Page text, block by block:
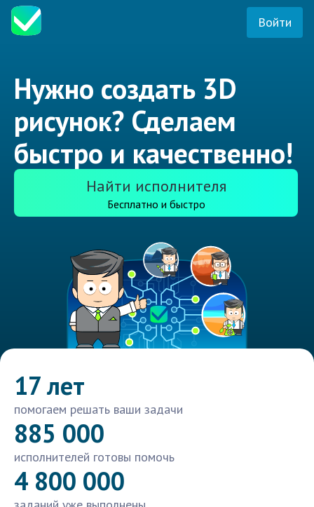
Войти
Нужно создать 3D
рисунок? Сделаем
быстро и качественно!
Найти исполнителя
Бесплатно и быстро
17 лет
помогаем решать ваши задачи
885 000
исполнителей готовы помочь
4 800 000